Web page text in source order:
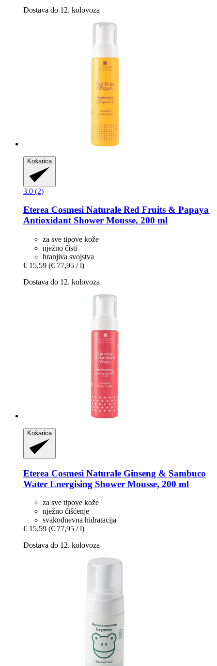
Dostava do 12. kolovoza
Košarica
3.0 (2)
Eterea Cosmesi Naturale Red Fruits & Papaya
Antioxidant Shower Mousse, 200 ml
za sve tipove kože
nježno čisti
hranjiva svojstva
€ 15,59 (€ 77,95 / l)
Dostava do 12. kolovoza
Košarica
Eterea Cosmesi Naturale Ginseng & Sambuco
Water Energising Shower Mousse, 200 ml
za sve tipove kože
nježno čišćenje
svakodnevna hidratacija
€ 15,59 (€ 77,95 / l)
Dostava do 12. kolovoza